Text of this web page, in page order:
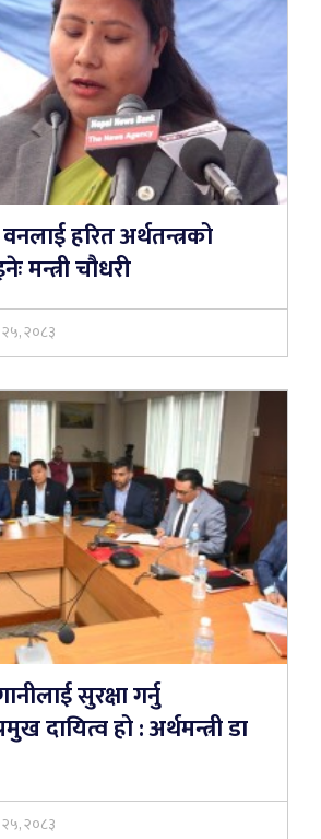
हरित अर्थतन्त्रको
मन्त्री चौधरी
२५, २०८३
सुरक्षा गर्नु
दायित्व हो : अर्थमन्त्री डा
२५, २०८३